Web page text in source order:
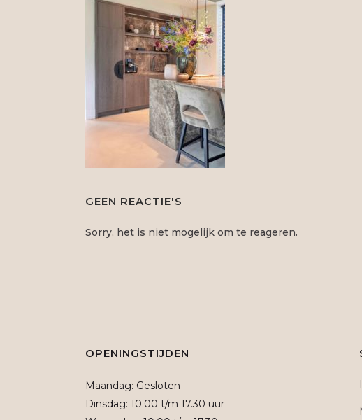
GEEN REACTIE'S
Sorry, het is niet mogelijk om te reageren.
OPENINGSTIJDEN
Maandag: Gesloten
Dinsdag: 10.00 t/m 17.30 uur